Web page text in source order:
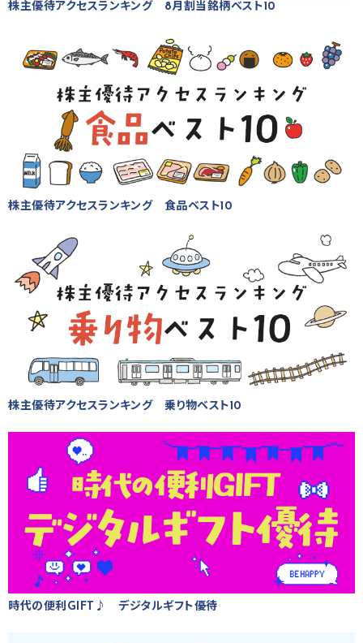
株主優待アクセスランキング 8月割当銘柄ベスト10
株主優待アクセスランキング 食品ベスト10
株主優待アクセスランキング 乗り物ベスト10
時代の便利GIFT♪ デジタルギフト優待